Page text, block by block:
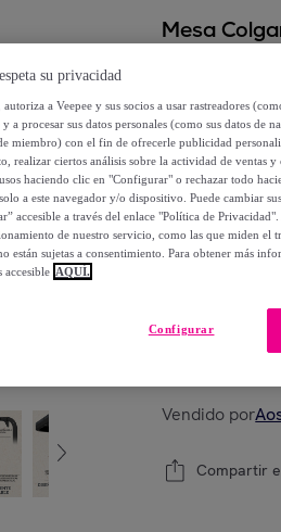
Mesa
50,99 €
98,99 €
-48%
Vendido por
Compartir
su privacidad
autoriza a Veepee y sus socios a usar rastreadores
a procesar sus datos personales (como sus datos de
miembro) con el fin de ofrecerle publicidad
realizar ciertos análisis sobre la actividad de ventas
haciendo clic en "Configurar" o rechazar todo
a este navegador y/o dispositivo. Puede cambiar
accesible a través del enlace "Política de
de nuestro servicio, como las que miden el
están sujetas a consentimiento. Para obtener más
accesible AQUÍ.
Configurar